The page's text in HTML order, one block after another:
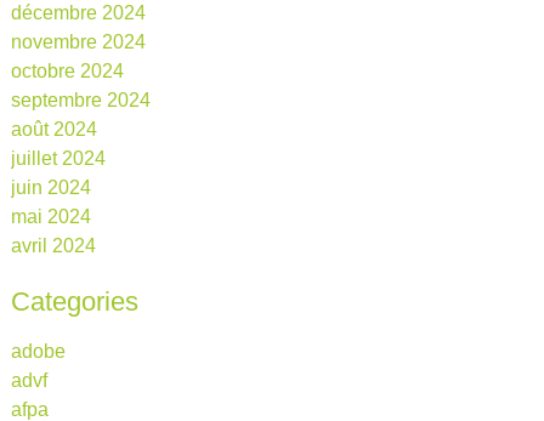
décembre 2024
novembre 2024
octobre 2024
septembre 2024
août 2024
juillet 2024
juin 2024
mai 2024
avril 2024
Categories
adobe
advf
afpa